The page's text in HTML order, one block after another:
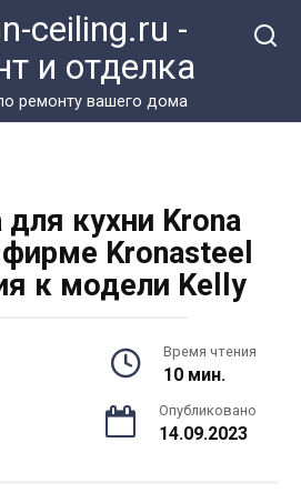
ceiling.ru -
и отделка
ремонту вашего дома
кухни Krona
Kronasteel
к модели Kelly
Время чтения
10 мин.
Опубликовано
14.09.2023